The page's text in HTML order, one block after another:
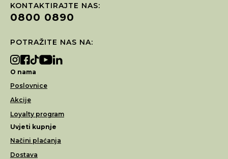
KONTAKTIRAJTE NAS:
0800 0890
POTRAŽITE NAS NA:
O nama
Poslovnice
Akcije
Loyalty program
Uvjeti kupnje
Načini plaćanja
Dostava